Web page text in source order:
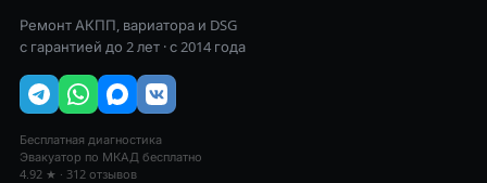
Ремонт АКПП, вариатора и DSG
с гарантией до 2 лет · с 2014 года
Бесплатная диагностика
Эвакуатор по МКАД бесплатно
4.92 ★ · 312 отзывов